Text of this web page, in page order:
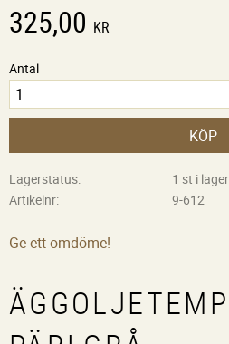
325,00 KR
Antal
KÖP
Lagerstatus
1 st i lager
Artikelnr
9-612
Ge ett omdöme!